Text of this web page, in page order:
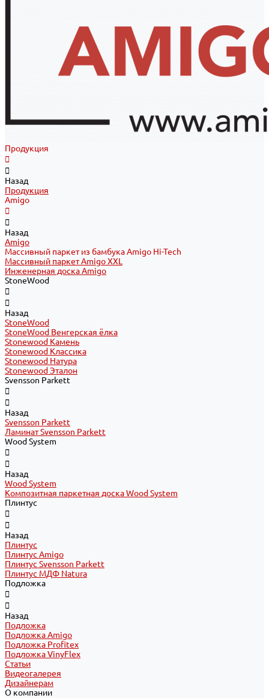
Продукция
Назад
Продукция
Amigo
Назад
Amigo
Массивный паркет из бамбука Amigo Hi-Tech
Массивный паркет Amigo XXL
Инженерная доска Amigo
StoneWood
Назад
StoneWood
StoneWood Венгерская ёлка
Stonewood Камень
Stonewood Классика
Stonewood Натура
Stonewood Эталон
Svensson Parkett
Назад
Svensson Parkett
Ламинат Svensson Parkett
Wood System
Назад
Wood System
Композитная паркетная доска Wood System
Плинтус
Назад
Плинтус
Плинтус Amigo
Плинтус Svensson Parkett
Плинтус МДФ Natura
Подложка
Назад
Подложка
Подложка Amigo
Подложка Profitex
Подложка VinyFlex
Статьи
Видеогалерея
Дизайнерам
О компании